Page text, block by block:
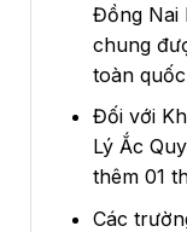
Đồng Nai
chung
toàn
Đối với
Lý Ắc
thêm 01
Các